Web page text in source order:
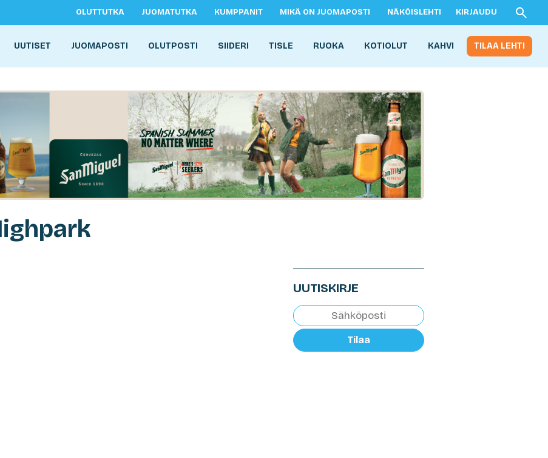
OLUTTUTKA JUOMATUTKA KUMPPANIT MIKÄ ON JUOMAPOSTI NÄKÖISLEHTI KIRJAUDU
UUTISET JUOMAPOSTI OLUTPOSTI SIIDERI TISLE RUOKA KOTIOLUT KAHVI TILAA LEHTI
UUTISKIRJE
Tilaa